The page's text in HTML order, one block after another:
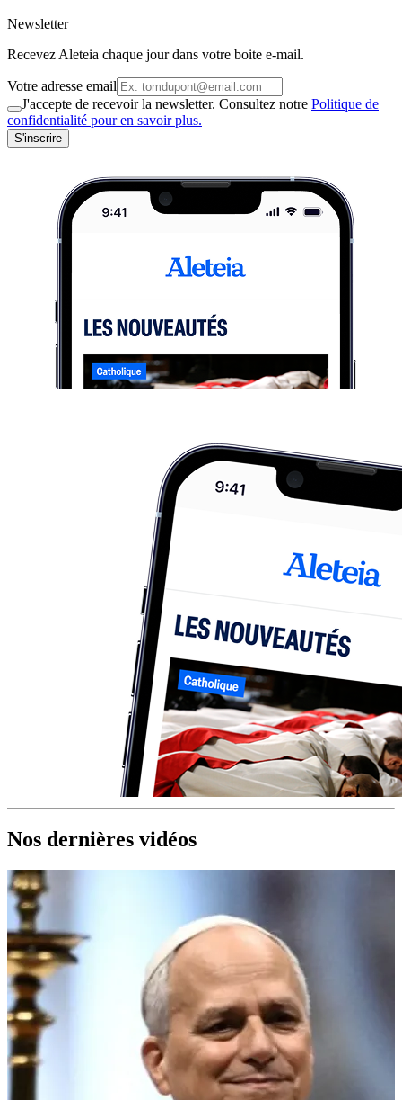
Newsletter
Recevez Aleteia chaque jour dans votre boite e-mail.
Votre adresse email
J'accepte de recevoir la newsletter. Consultez notre Politique de
confidentialité pour en savoir plus.
S'inscrire
Nos dernières vidéos